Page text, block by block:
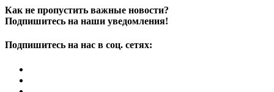
Как не пропустить важные новости?
Подпишитесь на наши уведомления!
Подпишитесь на нас в соц. сетях: